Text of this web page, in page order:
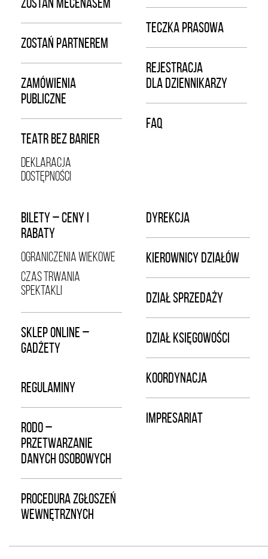
ZOSTAŃ PARTNEREM
ZAMÓWIENIA
PUBLICZNE
TEATR BEZ BARIER
DEKLARACJA
DOSTĘPNOŚCI
TECZKA PRASOWA
REJESTRACJA
DLA DZIENNIKARZY
FAQ
BILETY – CENY I
RABATY
OGRANICZENIA WIEKOWE
CZAS TRWANIA
SPEKTAKLI
SKLEP ONLINE –
GADŻETY
REGULAMINY
RODO –
PRZETWARZANIE
DANYCH OSOBOWYCH
PROCEDURA ZGŁOSZEŃ
WEWNĘTRZNYCH
DYREKCJA
KIEROWNICY DZIAŁÓW
DZIAŁ SPRZEDAŻY
DZIAŁ KSIĘGOWOŚCI
KOORDYNACJA
IMPRESARIAT